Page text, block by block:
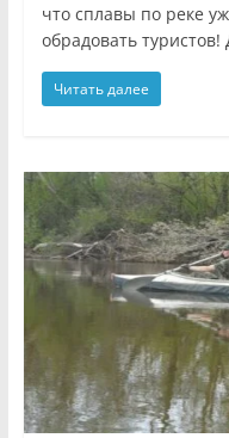
что сплавы по реке
обрадовать
Читать далее